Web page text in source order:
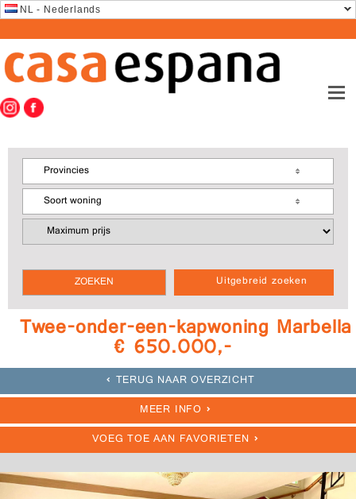
NL - Nederlands
Uitgebreid zoeken
Provincies
Soort woning
Twee-onder-een-kapwoning Marbella
€ 650.000,-
TERUG NAAR OVERZICHT
MEER INFO
VOEG TOE AAN FAVORIETEN